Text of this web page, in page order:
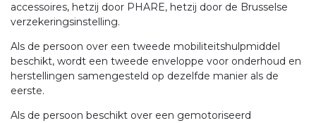
accessoires, hetzij door PHARE, hetzij door de Brusselse
verzekeringsinstelling.
Als de persoon over een tweede mobiliteitshulpmiddel
beschikt, wordt een tweede enveloppe voor onderhoud en
herstellingen samengesteld op dezelfde manier als de
eerste.
Als de persoon beschikt over een gemotoriseerd